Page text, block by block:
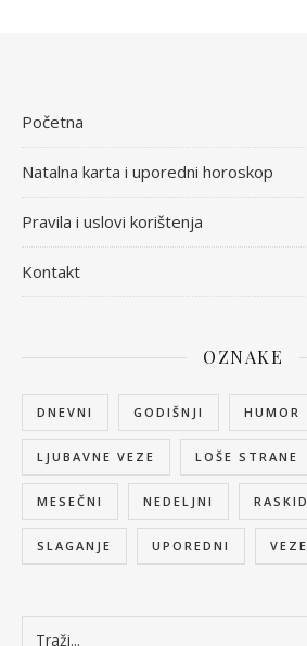
Početna
Natalna karta i uporedni horoskop
Pravila i uslovi korištenja
Kontakt
OZNAKE
DNEVNI GODIŠNJI HUMOR
LJUBAVNE VEZE LOŠE STRANE
MESEČNI NEDELJNI RASKID
SLAGANJE UPOREDNI VEZE